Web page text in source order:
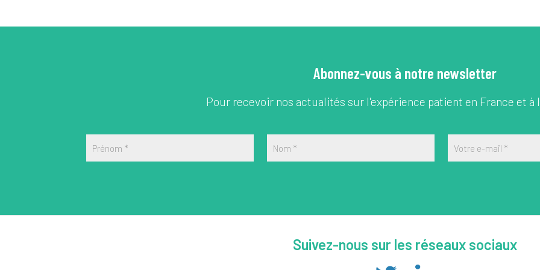
Abonnez-vous à notre newsletter
Pour recevoir nos actualités sur l'expérience patient en France et à
Prénom * Nom * Votre e-mail *
Suivez-nous sur les réseaux sociaux